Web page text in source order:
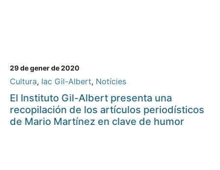
29 de gener de 2020
Cultura, Iac Gil-Albert, Notícies
El Instituto Gil-Albert presenta una
recopilación de los artículos periodísticos
de Mario Martínez en clave de humor